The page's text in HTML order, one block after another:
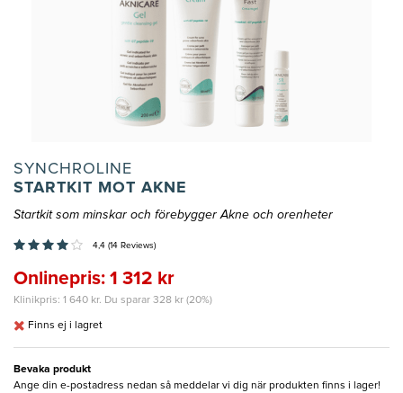
SYNCHROLINE
STARTKIT MOT AKNE
Startkit som minskar och förebygger Akne och orenheter
4,4 (14 Reviews)
Onlinepris: 1 312 kr
Klinikpris: 1 640 kr. Du sparar 328 kr (20%)
Finns ej i lagret
Bevaka produkt
Ange din e-postadress nedan så meddelar vi dig när produkten finns i lager!